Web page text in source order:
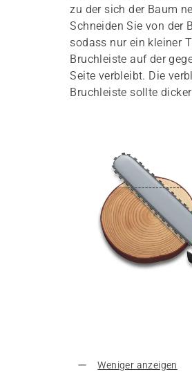
zu der sich der Baum
Schneiden Sie von der
sodass nur ein kleiner
Bruchleiste auf der
Seite verbleibt. Die
Bruchleiste sollte
Weniger anzeigen